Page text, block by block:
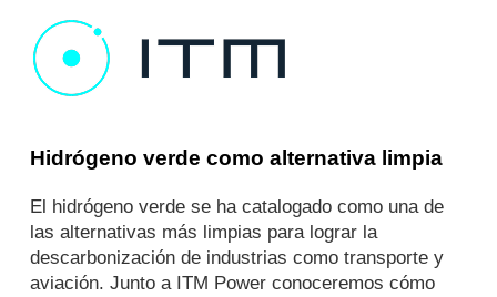
Hidrógeno verde como alternativa limpia
El hidrógeno verde se ha catalogado como una de
las alternativas más limpias para lograr la
descarbonización de industrias como transporte y
aviación. Junto a ITM Power conoceremos cómo